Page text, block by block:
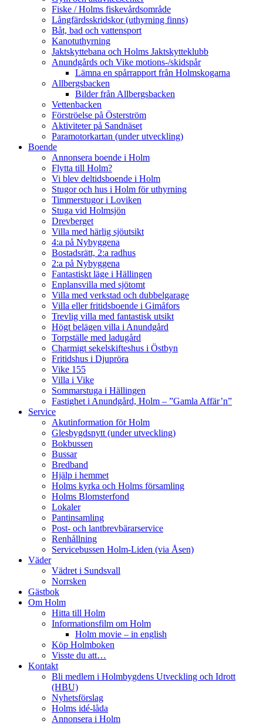
Fiske / Holms fiskevårdsområde
Långfärdsskridskor (uthyrning finns)
Båt, bad och vattensport
Kanotuthyrning
Jaktskyttebana och Holms Jaktskytteklubb
Anundgårds och Vike motions-/skidspår
Lämna en spårrapport från Holmskogarna
Allbergsbacken
Bilder från Allbergsbacken
Vettenbacken
Förströelse på Österström
Aktiviteter på Sandnäset
Paramotorkartan (under utveckling)
Boende
Annonsera boende i Holm
Flytta till Holm?
Vi blev deltidsboende i Holm
Stugor och hus i Holm för uthyrning
Timmerstugor i Loviken
Stuga vid Holmsjön
Drevberget
Villa med härlig sjöutsikt
4:a på Nybyggena
Bostadsrätt, 2:a radhus
2:a på Nybyggena
Fantastiskt läge i Hällingen
Enplansvilla med sjötomt
Villa med verkstad och dubbelgarage
Villa eller fritidsboende i Gimåfors
Trevlig villa med fantastisk utsikt
Högt belägen villa i Anundgård
Torpställe med ladugård
Charmigt sekelskifteshus i Östbyn
Fritidshus i Djupröra
Vike 155
Villa i Vike
Sommarstuga i Hällingen
Fastighet i Anundgård, Holm – ”Gamla Affär’n”
Service
Akutinformation för Holm
Glesbygdsnytt (under utveckling)
Bokbussen
Bussar
Bredband
Hjälp i hemmet
Holms kyrka och Holms församling
Holms Blomsterfond
Lokaler
Pantinsamling
Post- och lantbrevbärarservice
Renhållning
Servicebussen Holm-Liden (via Åsen)
Väder
Vädret i Sundsvall
Norrsken
Gästbok
Om Holm
Hitta till Holm
Informationsfilm om Holm
Holm movie – in english
Köp Holmboken
Visste du att…
Kontakt
Bli medlem i Holmbygdens Utveckling och Idrott
(HBU)
Nyhetsförslag
Holms idé-låda
Annonsera i Holm